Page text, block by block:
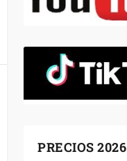
PRECIOS 2026